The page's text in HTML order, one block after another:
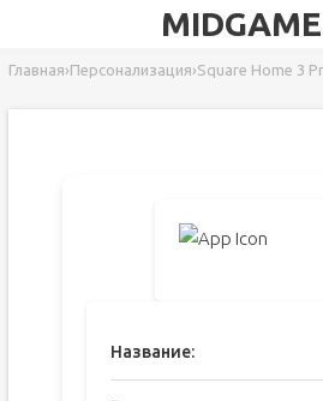
Главная›Персонализация›Square Home 3
Название: